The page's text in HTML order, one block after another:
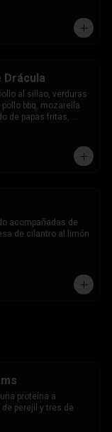
Drácula
al sillao, verduras
bbq, mozarella
de papas fritas,
acompañadas de
de cilantro al limón
proteína a
perejil y tres de